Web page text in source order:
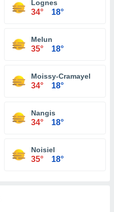
Lognes
34° 18°
Melun
35° 18°
Moissy-Cramayel
34° 18°
Nangis
34° 18°
Noisiel
35° 18°